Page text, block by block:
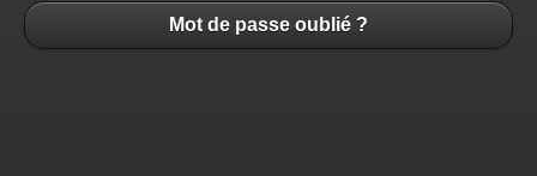
Mot de passe oublié ?